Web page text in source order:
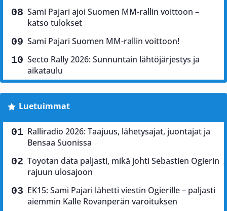
Sami Pajari ajoi Suomen MM-rallin voittoon –
katso tulokset
Sami Pajari Suomen MM-rallin voittoon!
Secto Rally 2026: Sunnuntain lähtöjärjestys ja
aikataulu
Luetuimmat
Ralliradio 2026: Taajuus, lähetysajat, juontajat ja
Bensaa Suonissa
Toyotan data paljasti, mikä johti Sebastien Ogierin
rajuun ulosajoon
EK15: Sami Pajari lähetti viestin Ogierille – paljasti
aiemmin Kalle Rovanperän varoituksen